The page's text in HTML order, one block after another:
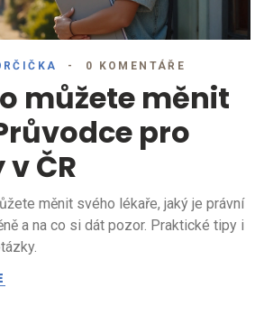
0 KOMENTÁŘE
můžete měnit
pro
ČR
měnit svého lékaře, jaký je právní
a na co si dát pozor. Praktické tipy i